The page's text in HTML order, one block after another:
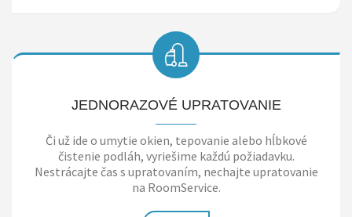
JEDNORAZOVÉ UPRATOVANIE
Či už ide o umytie okien, tepovanie alebo hĺbkové
čistenie podláh, vyriešime každú požiadavku.
Nestrácajte čas s upratovaním, nechajte upratovanie
na RoomService.